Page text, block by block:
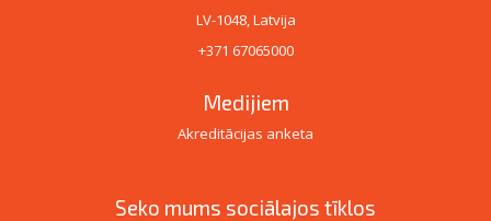
LV-1048, Latvija
+371 67065000
Medijiem
Akreditācijas anketa
Seko mums sociālajos tīklos